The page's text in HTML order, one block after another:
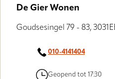
De Gier Wonen
Goudsesingel 79 - 83,
010-4141404
Geopend tot 17:30